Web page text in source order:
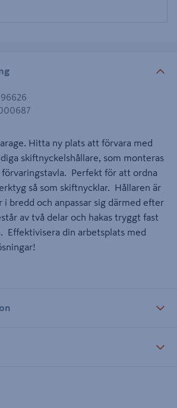
Hitta ny plats att förvara med
skiftnyckelshållare, som monteras
förvaringstavla. Perfekt för att ordna
så som skiftnycklar. Hållaren är
i bredd och anpassar sig därmed efter
av två delar och hakas tryggt fast
Effektivisera din arbetsplats med